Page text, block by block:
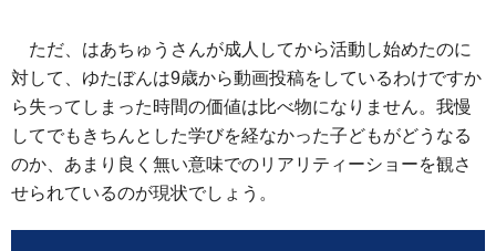
ただ、はあちゅうさんが成人してから活動し始めたのに
対して、ゆたぼんは9歳から動画投稿をしているわけですか
ら失ってしまった時間の価値は比べ物になりません。我慢
してでもきちんとした学びを経なかった子どもがどうなる
のか、あまり良く無い意味でのリアリティーショーを観さ
せられているのが現状でしょう。